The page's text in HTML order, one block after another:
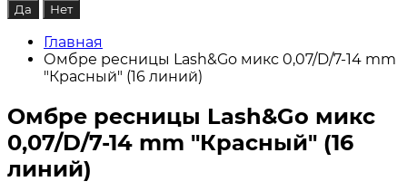
Главная
Омбре ресницы Lash&Go микс 0,07/D/7-14 mm
"Красный" (16 линий)
Омбре ресницы Lash&Go микс
0,07/D/7-14 mm "Красный" (16
линий)